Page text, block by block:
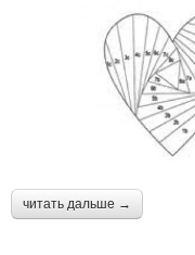
читать дальше →